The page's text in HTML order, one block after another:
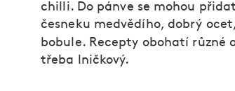
chilli. Do pánve se mohou
česneku medvědího, dobrý
bobule. Recepty obohatí různé
třeba lničkový.